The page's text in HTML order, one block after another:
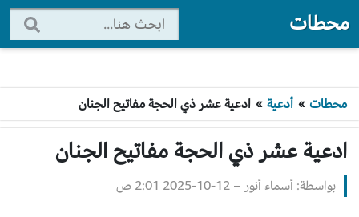
محطات
محطات » أدعية » ادعية عشر ذي الحجة مفاتيح الجنان
ادعية عشر ذي الحجة مفاتيح الجنان
بواسطة: أسماء أنور – 2025-10-12 2:01 ص